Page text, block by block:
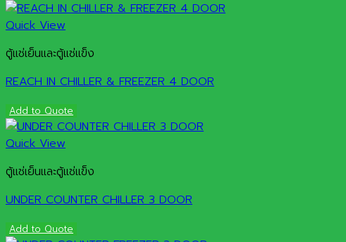
Quick View
ตู้แช่เย็นและตู้แช่แข็ง
REACH IN CHILLER & FREEZER 4 DOOR
Add to Quote
Quick View
ตู้แช่เย็นและตู้แช่แข็ง
UNDER COUNTER CHILLER 3 DOOR
Add to Quote